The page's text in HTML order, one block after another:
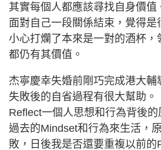
其實每個人都應該尋找自身價值
面對自己一段關係結束，覺得是
小心打爛了本來是一對的酒杯
都仍有其價值。
杰寧慶幸失婚前剛巧完成港大
失敗後的自省過程有很大幫助。
Reflect一個人思想和行為背後
過去的Mindset和行為來生活，
敗，日後我是否還要重複以前的